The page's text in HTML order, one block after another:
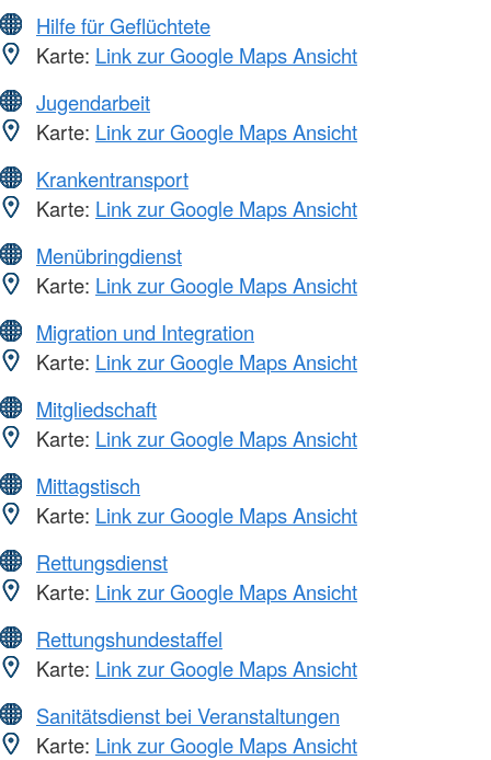
Hilfe für Geflüchtete
Karte: Link zur Google Maps Ansicht
Jugendarbeit
Karte: Link zur Google Maps Ansicht
Krankentransport
Karte: Link zur Google Maps Ansicht
Menübringdienst
Karte: Link zur Google Maps Ansicht
Migration und Integration
Karte: Link zur Google Maps Ansicht
Mitgliedschaft
Karte: Link zur Google Maps Ansicht
Mittagstisch
Karte: Link zur Google Maps Ansicht
Rettungsdienst
Karte: Link zur Google Maps Ansicht
Rettungshundestaffel
Karte: Link zur Google Maps Ansicht
Sanitätsdienst bei Veranstaltungen
Karte: Link zur Google Maps Ansicht